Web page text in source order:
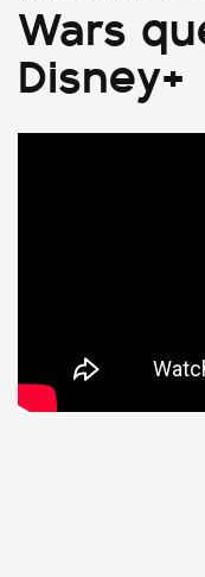
Wars
Disney+